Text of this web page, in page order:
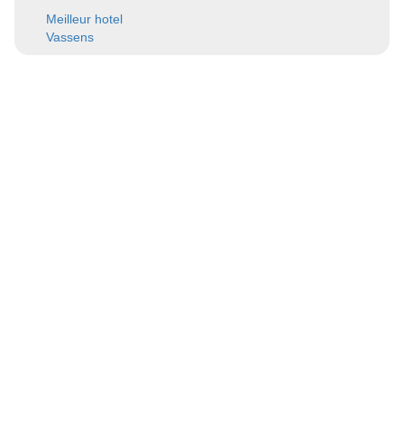
Meilleur hotel
Vassens